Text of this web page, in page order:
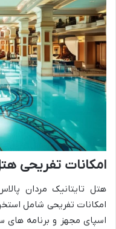
امکانات تفریحی
هتل تایتانیک مردان
امکانات تفریحی شامل
اسپای مجهز و برنامه های